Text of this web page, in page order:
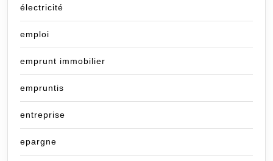
électricité
emploi
emprunt immobilier
empruntis
entreprise
epargne